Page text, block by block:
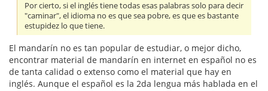
Por cierto, si el inglés tiene todas esas palabras solo para decir
"caminar", el idioma no es que sea pobre, es que es bastante
estupidez lo que tiene.
El mandarín no es tan popular de estudiar, o mejor dicho,
encontrar material de mandarín en internet en español no es
de tanta calidad o extenso como el material que hay en
inglés. Aunque el español es la 2da lengua más hablada en el